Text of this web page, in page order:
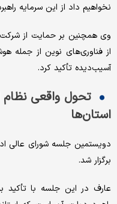
نخواهیم داد از این سرمایه
وی همچنین بر حمایت از
از فناوری‌های نوین از جمله
آسیب‌دیده تأکید کرد.
تحول واقعی نظام
استان‌ها
دویستمین جلسه شورای عالی
برگزار شد.
عارف در این جلسه با تأکید